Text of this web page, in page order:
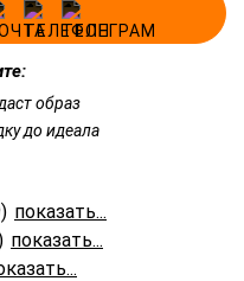
образ
до идеала
350-41-77
703-20-90
51-05